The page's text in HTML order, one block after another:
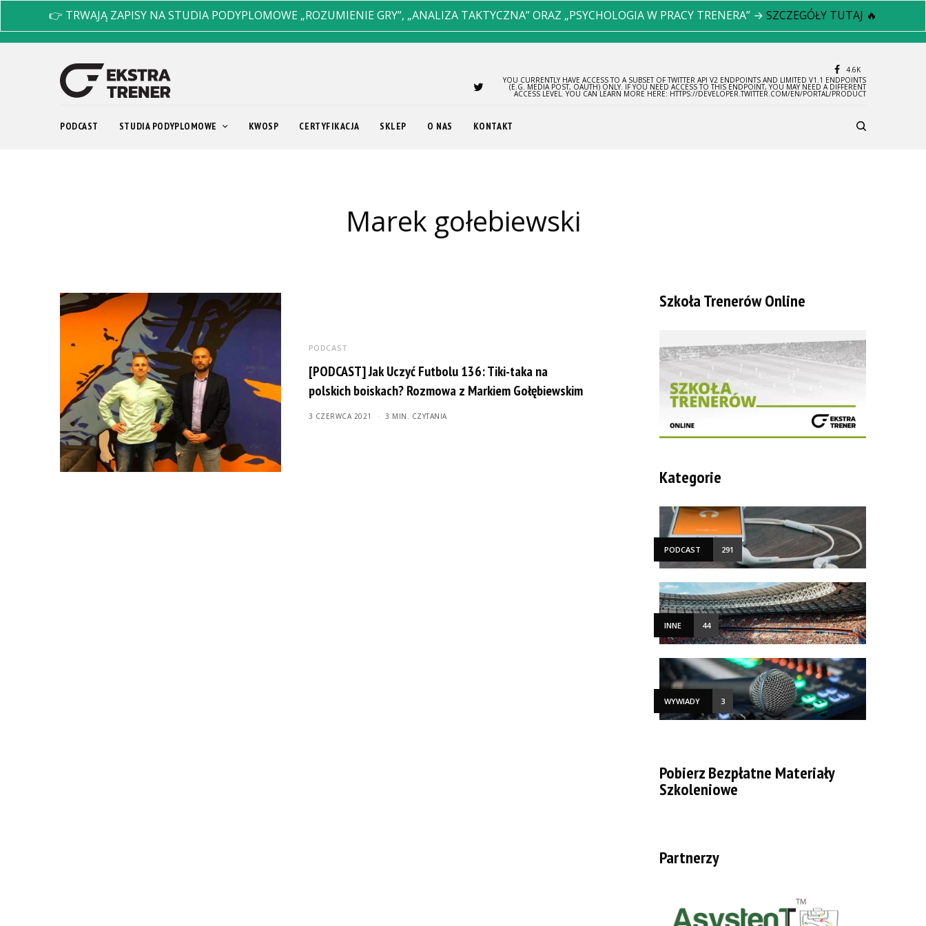
👉 TRWAJĄ ZAPISY NA STUDIA PODYPLOMOWE „ROZUMIENIE GRY”, „ANALIZA TAKTYCZNA” ORAZ „PSYCHOLOGIA W PRACY TRENERA” → SZCZEGÓŁY TUTAJ 🔥
4.6K
YOU CURRENTLY HAVE ACCESS TO A SUBSET OF TWITTER API V2 ENDPOINTS AND LIMITED V1.1 ENDPOINTS
(E.G. MEDIA POST, OAUTH) ONLY. IF YOU NEED ACCESS TO THIS ENDPOINT, YOU MAY NEED A DIFFERENT
ACCESS LEVEL. YOU CAN LEARN MORE HERE: HTTPS://DEVELOPER.TWITTER.COM/EN/PORTAL/PRODUCT
PODCAST STUDIA PODYPLOMOWE KWOSP CERTYFIKACJA SKLEP O NAS KONTAKT
marek gołebiewski
PODCAST
[PODCAST] Jak Uczyć Futbolu 136: Tiki-taka na
polskich boiskach? Rozmowa z Markiem Gołębiewskim
3 CZERWCA 2021 3 MIN. CZYTANIA
Szkoła Trenerów Online
Kategorie
PODCAST 291
INNE 44
WYWIADY 3
Pobierz Bezpłatne Materiały
Szkoleniowe
Partnerzy